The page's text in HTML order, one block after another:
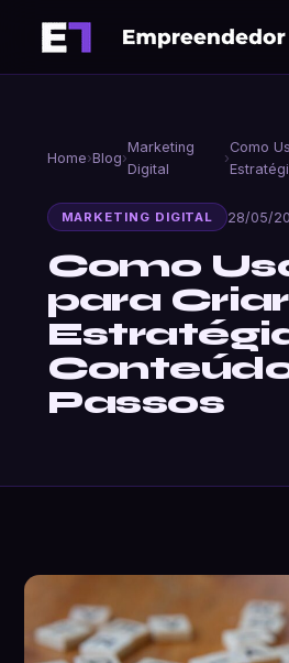
Home›Blog›
Marketing
Digital
›
Como
MARKETING DIGITAL 28/05/
Como
para Criar
Passos